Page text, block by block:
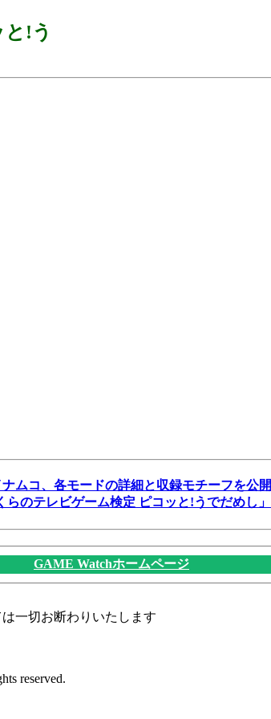
!う
ムコ、各モードの詳細と収録モチーフを公開
らのテレビゲーム検定 ピコッと!うでだめし」
GAME Watchホームページ
一切お断わりいたします
reserved.